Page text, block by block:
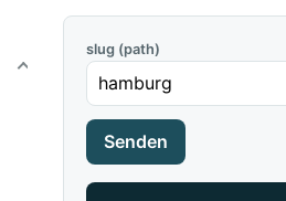
slug (path)
Senden